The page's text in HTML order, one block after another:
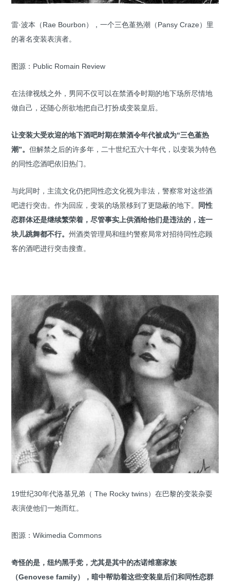
雷·波本（Rae Bourbon），一个三色堇热潮（Pansy Craze）里
的著名变装表演者。
图源：Public Romain Review
在法律视线之外，男同不仅可以在禁酒令时期的地下场所尽情地
做自己，还随心所欲地把自己打扮成变装皇后。
让变装大受欢迎的地下酒吧时期在禁酒令年代被成为“三色堇热
潮”。 但解禁之后的许多年，二十世纪五六十年代，以变装为特色
的同性恋酒吧依旧热门。
与此同时，主流文化仍把同性恋文化视为非法，警察常对这些酒
吧进行突击。作为回应，变装的场景移到了更隐蔽的地下。
同性
恋群体还是继续繁荣着，尽管事实上供酒给他们是违法的，连一
块儿跳舞都不行。 州酒类管理局和纽约警察局常对招待同性恋顾
客的酒吧进行突击搜查。
19世纪30年代洛基兄弟（ The Rocky twins）在巴黎的变装杂耍
表演使他们一炮而红。
图源：Wikimedia Commons
奇怪的是，纽约黑手党，尤其是其中的杰诺维塞家族
（Genovese family），暗中帮助着这些变装皇后们和同性恋群